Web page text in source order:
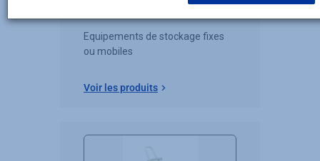
Equipements de stockage fixes
ou mobiles
Voir les produits